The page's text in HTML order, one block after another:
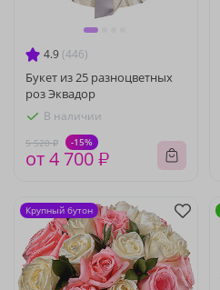
4.9 (446)
Букет из 25 разноцветных
роз Эквадор
В наличии
5 520 ₽ -15%
от 4 700 ₽
Крупный бутон